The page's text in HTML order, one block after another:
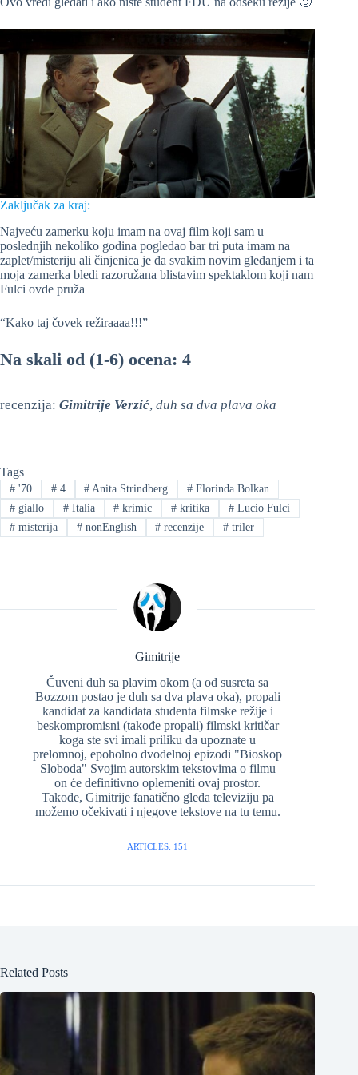
Zaključak za kraj:
Najveću zamerku koju imam na ovaj film koji sam u
poslednjih nekoliko godina pogledao bar tri puta imam na
zaplet/misteriju ali činjenica je da svakim novim gledanjem i ta
moja zamerka bledi razoružana blistavim spektaklom koji nam
Fulci ovde pruža
“Kako taj čovek režiraaaa!!!”
Na skali od (1-6) ocena: 4
recenzija: Gimitrije Verzić, duh sa dva plava oka
Tags
#'70 #4 # Anita Strindberg # Florinda Bolkan
#giallo #Italia # krimic # kritika # Lucio Fulci
#misterija #nonEnglish # recenzije # triler
Gimitrije
Čuveni duh sa plavim okom (a od susreta sa
Bozzom postao je duh sa dva plava oka), propali
kandidat za kandidata studenta filmske režije i
beskompromisni (takođe propali) filmski kritičar
koga ste svi imali priliku da upoznate u
prelomnoj, epoholno dvodelnoj epizodi "Bioskop
Sloboda" Svojim autorskim tekstovima o filmu
on će definitivno oplemeniti ovaj prostor.
Takođe, Gimitrije fanatično gleda televiziju pa
možemo očekivati i njegove tekstove na tu temu.
ARTICLES: 151
Related Posts